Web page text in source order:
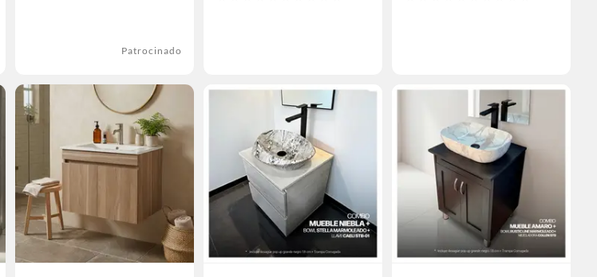
Patrocinado